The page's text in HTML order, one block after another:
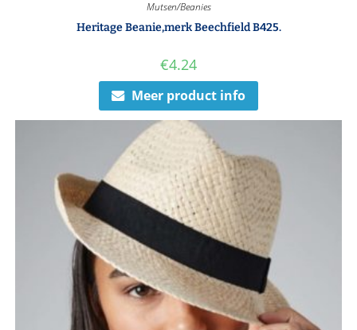
Mutsen/Beanies
Heritage Beanie,merk Beechfield B425.
€4.24
Meer product info